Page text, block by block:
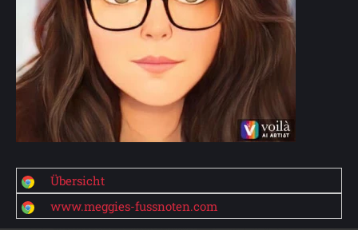
Übersicht
www.meggies-fussnoten.com